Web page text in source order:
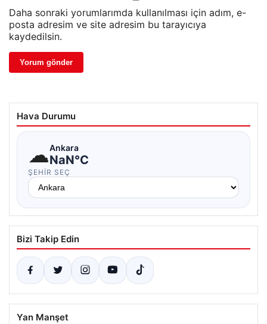
Daha sonraki yorumlarımda kullanılması için adım, e-
posta adresim ve site adresim bu tarayıcıya
kaydedilsin.
Hava Durumu
☁Ankara
NaN°C
ŞEHIR SEÇ
Bizi Takip Edin
Yan Manşet